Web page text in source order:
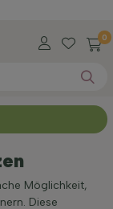
0
Möglichkeit,
Diese